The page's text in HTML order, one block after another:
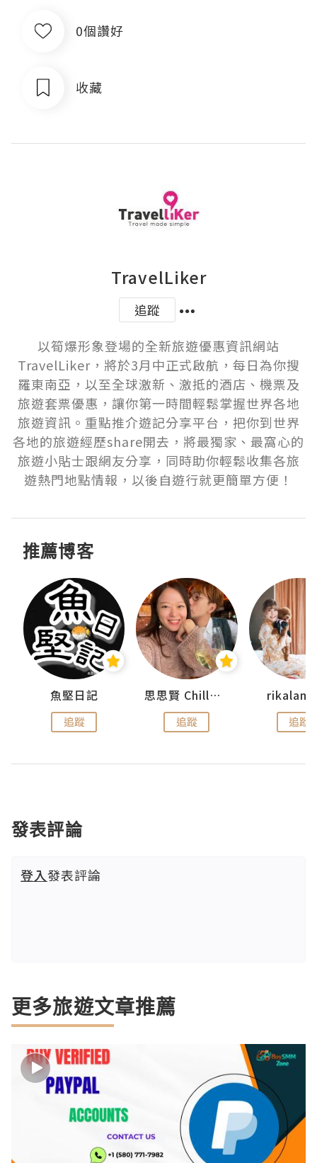
0個讚好
收藏
TravelLiker
追蹤
以筍爆形象登場的全新旅遊優惠資訊網站
TravelLiker，將於3月中正式啟航，每日為你搜
羅東南亞，以至全球激新、激抵的酒店、機票及
旅遊套票優惠，讓你第一時間輕鬆掌握世界各地
旅遊資訊。重點推介遊記分享平台，把你到世界
各地的旅遊經歷share開去，將最獨家、最窩心的
旅遊小貼士跟網友分享，同時助你輕鬆收集各旅
遊熱門地點情報，以後自遊行就更簡單方便！
推薦博客
魚堅日記
追蹤
思思賢 ChillMyBabe
追蹤 追蹤
發表評論
登入發表評論
更多旅遊文章推薦